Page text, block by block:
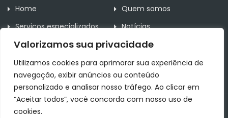
Valorizamos sua privacidade
Utilizamos cookies para aprimorar sua experiência de
navegação, exibir anúncios ou conteúdo
personalizado e analisar nosso tráfego. Ao clicar em
“Aceitar todos”, você concorda com nosso uso de
cookies.
Home
Quem somos
Serviços especializados
Notícias
Contato
All Rights Reserved Rodrigues da Rosa Assessoria Contábil.